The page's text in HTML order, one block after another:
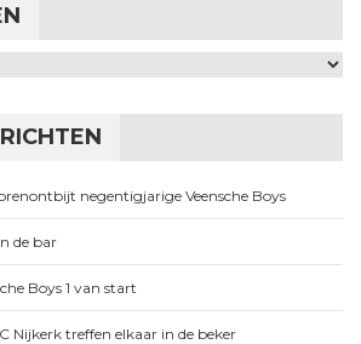
negentigjarige Veensche Boys
de bar
Boys 1 van start
Nijkerk treffen elkaar in de beker